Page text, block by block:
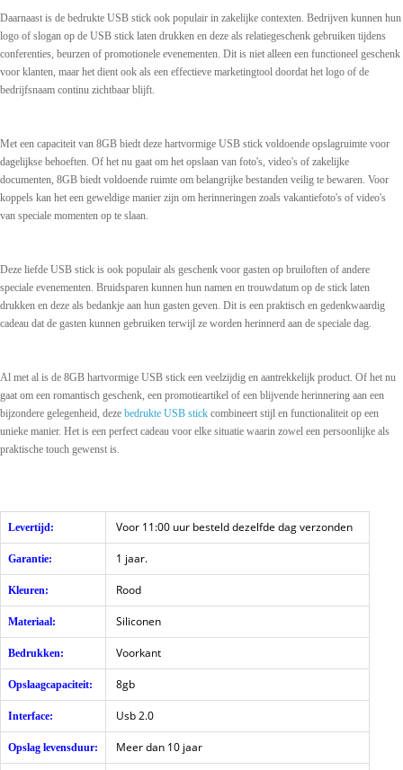
Daarnaast is de bedrukte USB stick ook populair in zakelijke contexten. Bedrijven kunnen hun
logo of slogan op de USB stick laten drukken en deze als relatiegeschenk gebruiken tijdens
conferenties, beurzen of promotionele evenementen. Dit is niet alleen een functioneel geschenk
voor klanten, maar het dient ook als een effectieve marketingtool doordat het logo of de
bedrijfsnaam continu zichtbaar blijft.
Met een capaciteit van 8GB biedt deze hartvormige USB stick voldoende opslagruimte voor
dagelijkse behoeften. Of het nu gaat om het opslaan van foto's, video's of zakelijke
documenten, 8GB biedt voldoende ruimte om belangrijke bestanden veilig te bewaren. Voor
koppels kan het een geweldige manier zijn om herinneringen zoals vakantiefoto's of video's
van speciale momenten op te slaan.
Deze liefde USB stick is ook populair als geschenk voor gasten op bruiloften of andere
speciale evenementen. Bruidsparen kunnen hun namen en trouwdatum op de stick laten
drukken en deze als bedankje aan hun gasten geven. Dit is een praktisch en gedenkwaardig
cadeau dat de gasten kunnen gebruiken terwijl ze worden herinnerd aan de speciale dag.
Al met al is de 8GB hartvormige USB stick een veelzijdig en aantrekkelijk product. Of het nu
gaat om een romantisch geschenk, een promotieartikel of een blijvende herinnering aan een
bijzondere gelegenheid, deze bedrukte USB stick combineert stijl en functionaliteit op een
unieke manier. Het is een perfect cadeau voor elke situatie waarin zowel een persoonlijke als
praktische touch gewenst is.
Levertijd: Voor 11:00 uur besteld dezelfde dag verzonden
Garantie: 1 jaar.
Kleuren: Rood
Materiaal: Siliconen
Bedrukken: Voorkant
Opslaagcapaciteit: 8gb
Interface: Usb 2.0
Opslag levensduur: Meer dan 10 jaar